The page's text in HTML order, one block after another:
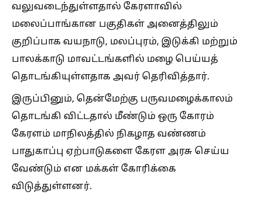
வலுவடைந்துள்ளதால் கேரளாவில்
மலைப்பாங்கான பகுதிகள் அனைத்திலும்
குறிப்பாக வயநாடு, மலப்புரம், இடுக்கி மற்றும்
பாலக்காடு மாவட்டங்களில் மழை பெய்யத்
தொடங்கியுள்ளதாக அவர் தெரிவித்தார்.
இருப்பினும், தென்மேற்கு பருவமழைக்காலம்
தொடங்கி விட்டதால் மீண்டும் ஒரு கோரம்
கேரளம் மாநிலத்தில் நிகழாத வண்ணம்
பாதுகாப்பு ஏற்பாடுகளை கேரள அரசு செய்ய
வேண்டும் என மக்கள் கோரிக்கை
விடுத்துள்ளனர்.